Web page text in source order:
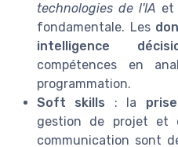
technologies de l'IA et
fondamentale. Les
intelligence
compétences en
programmation.
Soft skills : la
gestion de projet et
communication sont